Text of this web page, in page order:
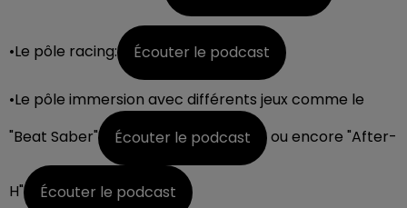
•Le pôle racing: Écouter le podcast
•Le pôle immersion avec différents jeux comme le
"Beat Saber"
Écouter le podcast ou encore "After-
H" Écouter le podcast